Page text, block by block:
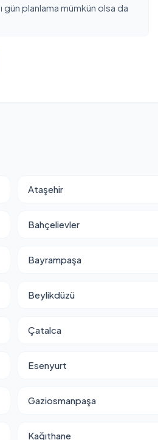
planlama mümkün olsa da
Ataşehir
Bahçelievler
Bayrampaşa
Beylikdüzü
Çatalca
Esenyurt
Gaziosmanpaşa
Kağıthane